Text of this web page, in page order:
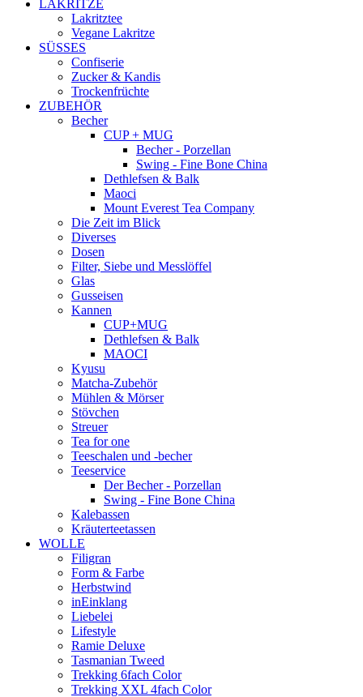
LAKRITZE
Lakritztee
Vegane Lakritze
SÜSSES
Confiserie
Zucker & Kandis
Trockenfrüchte
ZUBEHÖR
Becher
CUP + MUG
Becher - Porzellan
Swing - Fine Bone China
Dethlefsen & Balk
Maoci
Mount Everest Tea Company
Die Zeit im Blick
Diverses
Dosen
Filter, Siebe und Messlöffel
Glas
Gusseisen
Kannen
CUP+MUG
Dethlefsen & Balk
MAOCI
Kyusu
Matcha-Zubehör
Mühlen & Mörser
Stövchen
Streuer
Tea for one
Teeschalen und -becher
Teeservice
Der Becher - Porzellan
Swing - Fine Bone China
Kalebassen
Kräuterteetassen
WOLLE
Filigran
Form & Farbe
Herbstwind
inEinklang
Liebelei
Lifestyle
Ramie Deluxe
Tasmanian Tweed
Trekking 6fach Color
Trekking XXL 4fach Color